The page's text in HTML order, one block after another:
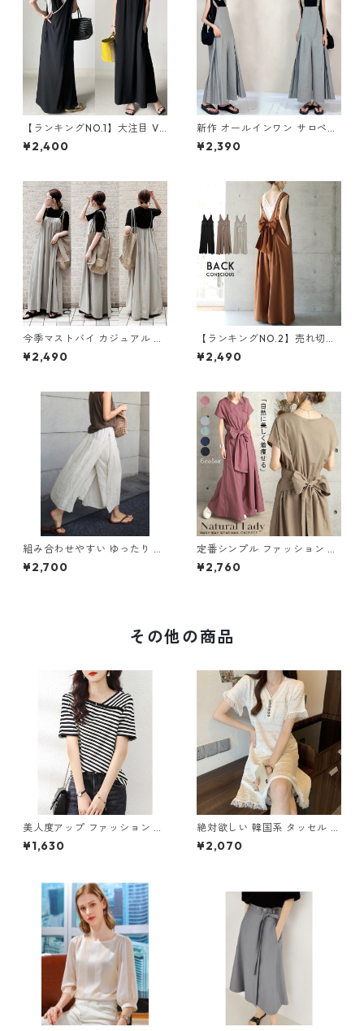
【ランキングNO.1】大注目 V
ネック ノースリーブ ワンピー
ス m-738
¥2,400
新作 オールインワン サロペッ
トパンツ m-462
¥2,390
今季マストバイ カジュアル ゆ
ったりキャミワンピース m-4
65
¥2,490
【ランキングNO.2】売れ切れ
必至 バックリボン4色展開 オ
ールインワン m-385
¥2,490
組み合わせやすい ゆったり キ
ュロットスカート パンツ m-7
63
¥2,700
定番シンプル ファッション 半
袖 バックリボン 6色展開ワン
ピース m-734
¥2,760
その他の商品
美人度アップ ファッション エ
レガント ボーダー柄 Tシャツ
m-250
¥1,630
絶対欲しい 韓国系 タッセル ニ
ットワンピース m-260
¥2,070